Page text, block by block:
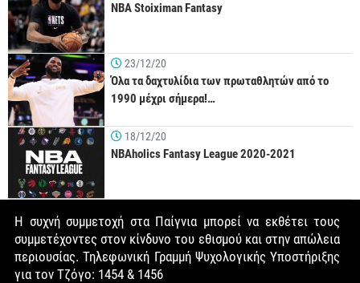
NBA Stoiximan Fantasy
23/12/20
Όλα τα δαχτυλίδια των πρωταθλητών από το
1990 μέχρι σήμερα!…
18/12/20
NBAholics Fantasy League 2020-2021
Η συχνή συμμετοχή στα Παίγνια μπορεί να εκθέτει τους
συμμετέχοντες στον κίνδυνο του εθισμού και στην απώλεια
περιουσίας. Τηλεφωνική Γραμμή Ψυχολογικής Υποστήριξης
για τον Τζόγο: 1454 & 1456